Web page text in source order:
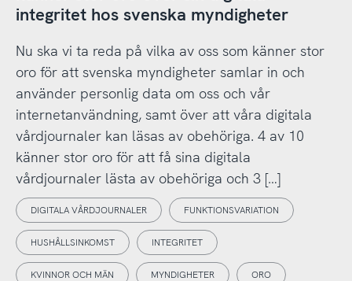
integritet hos svenska myndigheter
Nu ska vi ta reda på vilka av oss som känner stor
oro för att svenska myndigheter samlar in och
använder personlig data om oss och vår
internetanvändning, samt över att våra digitala
vårdjournaler kan läsas av obehöriga. 4 av 10
känner stor oro för att få sina digitala
vårdjournaler lästa av obehöriga och 3 […]
DIGITALA VÅRDJOURNALER FUNKTIONSVARIATION
HUSHÅLLSINKOMST INTEGRITET
KVINNOR OCH MÄN MYNDIGHETER ORO